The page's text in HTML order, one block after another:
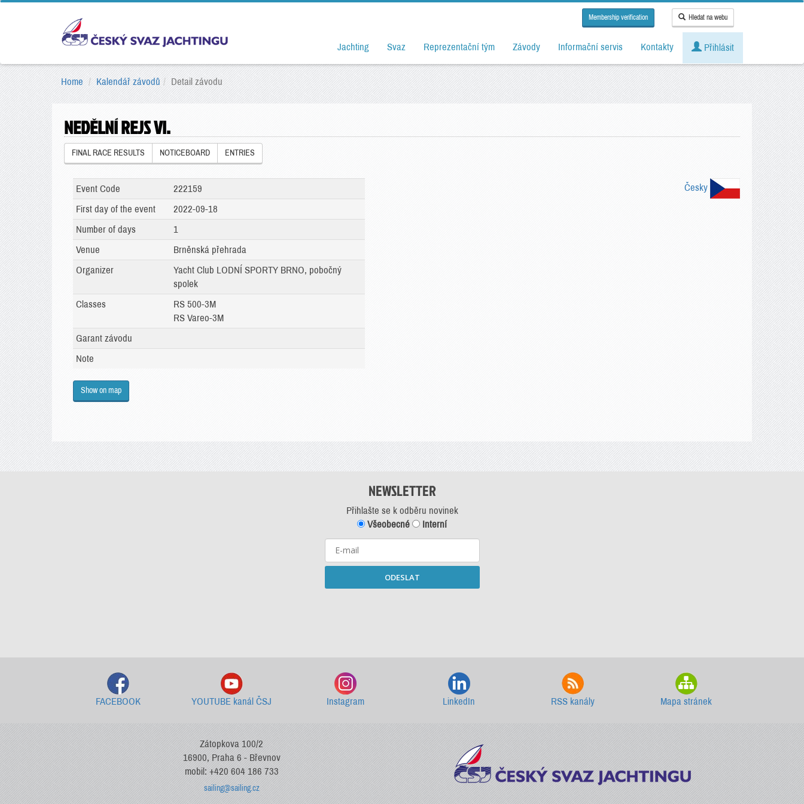
Membership verification Hledat na webu
Jachting Svaz Reprezentační tým Závody Informační servis Kontakty Přihlásit
Home Kalendář závodů Detail závodu
NEDĚLNÍ REJS VI.
FINAL RACE RESULTS NOTICEBOARD ENTRIES
Česky
Event Code
222159
First day of the event
2022-09-18
Number of days
1
Venue
Brněnská přehrada
Organizer
Yacht Club LODNÍ SPORTY BRNO, pobočný
spolek
Classes
RS 500-3M
RS Vareo-3M
Garant závodu
Note
Show on map
NEWSLETTER
Přihlašte se k odběru novinek
Všeobecné
Interní
ODESLAT
FACEBOOK YOUTUBE kanál ČSJ Instagram LinkedIn RSS kanály Mapa stránek
Zátopkova 100/2
16900, Praha 6 - Břevnov
mobil: +420 604 186 733
sailing@sailing.cz